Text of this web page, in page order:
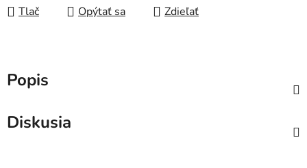
Tlač Opýtať sa Zdieľať
Popis
Diskusia